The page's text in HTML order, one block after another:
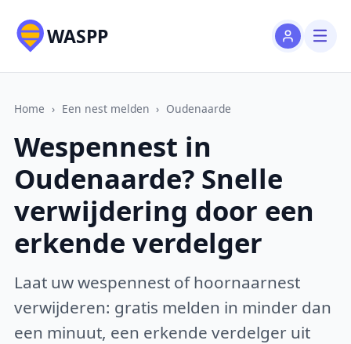
WASPP
Home › Een nest melden › Oudenaarde
Wespennest in
Oudenaarde? Snelle
verwijdering door een
erkende verdelger
Laat uw wespennest of hoornaarnest
verwijderen: gratis melden in minder dan
een minuut, een erkende verdelger uit